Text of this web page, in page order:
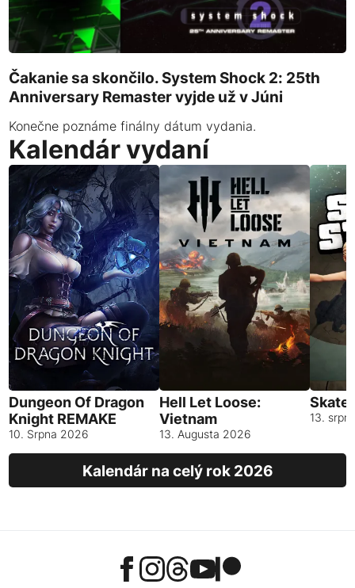
Čakanie sa skončilo. System Shock 2: 25th
Anniversary Remaster vyjde už v Júni
Konečne poznáme finálny dátum vydania.
Kalendár vydaní
Dungeon Of Dragon
Knight REMAKE
10. Srpna 2026
Hell Let Loose:
Vietnam
13. Augusta 2026
13.
Kalendár na celý rok 2026